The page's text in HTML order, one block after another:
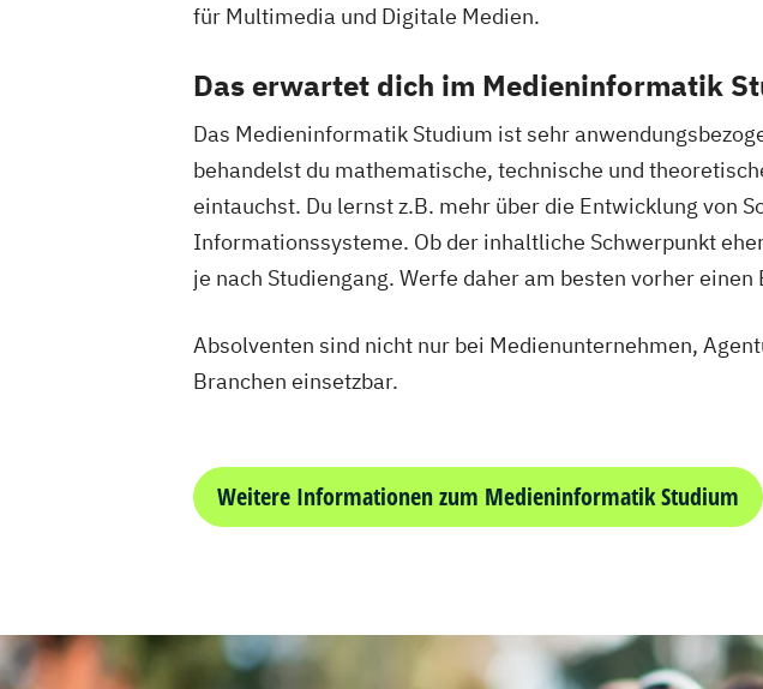
für Multimedia und Digitale Medien.
Das erwartet dich im Medieninformatik
Das Medieninformatik Studium ist sehr
behandelst du mathematische, technische und
eintauchst. Du lernst z.B. mehr über die Entwicklung von
Informationssysteme. Ob der inhaltliche Schwerpunkt
je nach Studiengang. Werfe daher am besten vorher
Absolventen sind nicht nur bei Medienunternehmen,
Branchen einsetzbar.
Weitere Informationen zum Medieninformatik Studium